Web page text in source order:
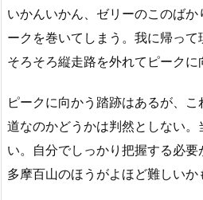
いかんいかん、ゼリーのこのば
ークを巻いてしまう。我に帰って
そろそろ縦走路を外れてピークに
ピークに向かう踏跡はあるが、
道なのかどうかは判然としない
い。自分でしっかり把握する必要
多摩百山のほうがよほど難しいか